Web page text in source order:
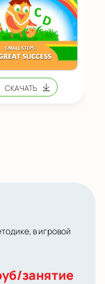
в игровой
занятие